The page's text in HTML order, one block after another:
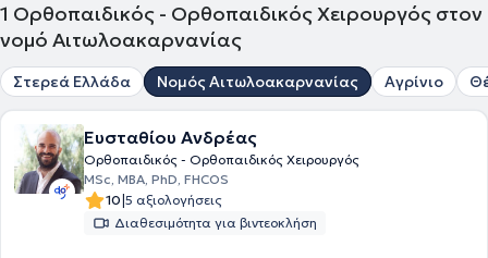
1 Ορθοπαιδικός - Ορθοπαιδικός Χειρουργός στον
νομό Αιτωλοακαρνανίας
Στερεά Ελλάδα Νομός Αιτωλοακαρνανίας Αγρίνιο
Ευσταθίου Ανδρέας
Ορθοπαιδικός - Ορθοπαιδικός Χειρουργός
MSc, MBA, PhD, FHCOS
10|5 αξιολογήσεις
Διαθεσιμότητα για βιντεοκλήση